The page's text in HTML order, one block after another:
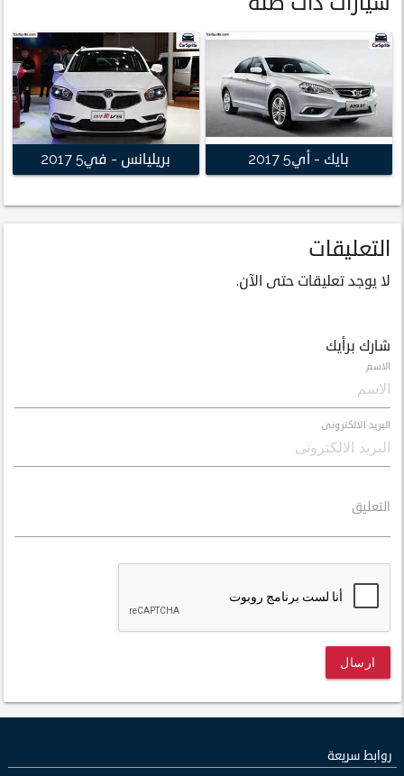
بايك - أي5 2017 بريليانس - في5 2017
التعليقات
لا يوجد تعليقات حتى الآن.
شارك برأيك
الاسم
البريد الالكترونى
التعليق
ارسال
روابط سريعة